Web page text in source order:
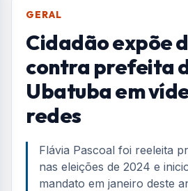
GERAL
Cidadão expõe
contra prefeita
Ubatuba em
redes
Flávia Pascoal foi reeleita
nas eleições de 2024 e
mandato em janeiro deste